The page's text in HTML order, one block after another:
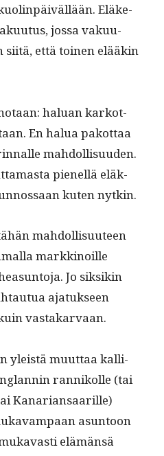
Eläke­
jos­sa vaku­u­
että toinen elääkin
halu­an karkot­
En halua pakot­taa
mah­dol­lisu­u­den.
pienel­lä eläk­
kuten nytkin.
mah­dol­lisu­u­teen
markki­noille
Jo sik­sikin
ajatuk­seen
vastakarvaan.
yleistä muut­taa kalli­
ran­nikolle (tai
Kanari­ansaar­ille)
asun­toon
elämän­sä